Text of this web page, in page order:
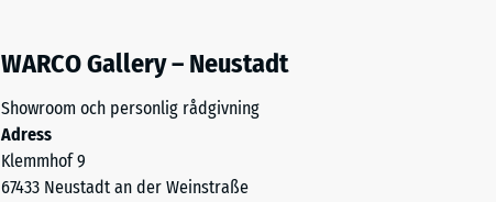
WARCO Gallery – Neustadt
Showroom och personlig rådgivning
Adress
Klemmhof 9
67433 Neustadt an der Weinstraße